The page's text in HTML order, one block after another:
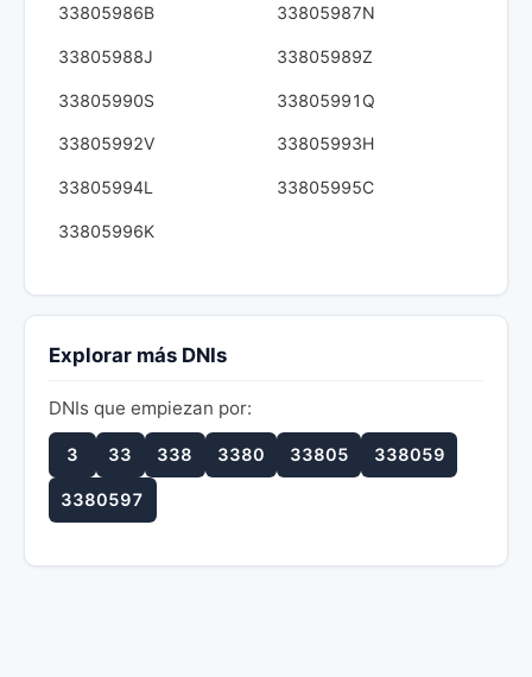
33805986B 33805987N
33805988J 33805989Z
33805990S 33805991Q
33805992V 33805993H
33805994L 33805995C
33805996K
Explorar más DNIs
DNIs que empiezan por:
3 33 338 3380 33805 338059
3380597